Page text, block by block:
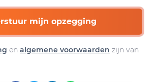
mijn opzegging
en algemene voorwaarden zijn van